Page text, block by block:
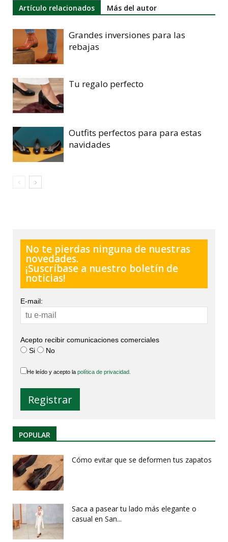
Artículo relacionados Más del autor
Grandes inversiones para las
rebajas
Tu regalo perfecto
Outfits perfectos para para estas
navidades
No te pierdas ninguna de nuestras
novedades.
¡Suscríbase a nuestro boletín de
noticias!
E-mail:
Acepto recibir comunicaciones comerciales
Si
No
He leído y acepto la política de privacidad.
POPULAR
Cómo evitar que se deformen tus zapatos
Saca a pasear tu lado más elegante o
casual en San...